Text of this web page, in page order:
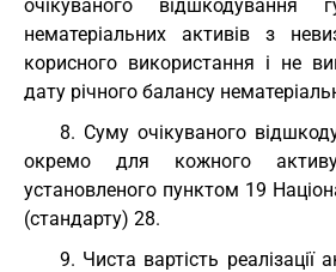
очікуваного відшкодування
нематеріальних активів з
корисного використання і не
дату річного балансу
8. Суму очікуваного
окремо для кожного
установленого пунктом 19
(стандарту) 28.
9. Чиста вартість реалізації